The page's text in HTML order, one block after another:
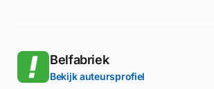
Belfabriek
Bekijk auteursprofiel